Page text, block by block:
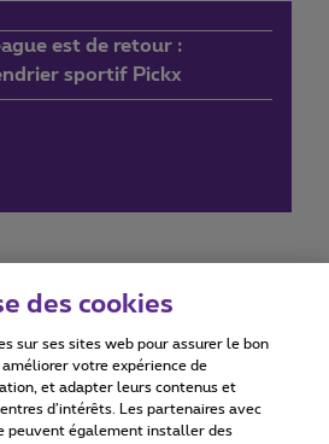
est de retour :
sportif Pickx
Accessibility statement
des cookies
sur ses sites web pour assurer le bon
votre expérience de
et adapter leurs contenus et
d’intérêts. Les partenaires avec
peuvent également installer des